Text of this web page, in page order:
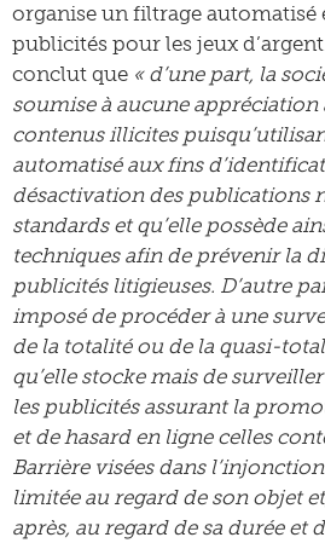
organise un filtrage automatisé
publicités pour les jeux
conclut que « d’une part, la
soumise à aucune
contenus illicites
automatisé aux fins
désactivation des publications
standards et qu’elle possède
techniques afin de prévenir la
publicités litigieuses. D’autre
imposé de procéder à une
de la totalité ou de la quasi-
qu’elle stocke mais de
les publicités assurant la
et de hasard en ligne celles
Barrière visées dans
limitée au regard de son objet
après, au regard de sa durée et